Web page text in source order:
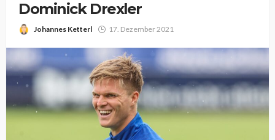
Dominick Drexler
Johannes Ketterl 17. Dezember 2021